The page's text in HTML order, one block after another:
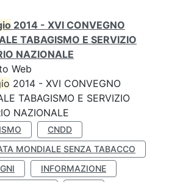
2014 - XVI CONVEGNO
TABAGISMO E SERVIZIO
NAZIONALE
Web
2014 - XVI CONVEGNO
TABAGISMO E SERVIZIO
NAZIONALE
CNDD
MONDIALE SENZA TABACCO
INFORMAZIONE